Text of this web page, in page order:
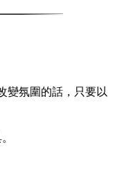
變氛圍的話，只要以